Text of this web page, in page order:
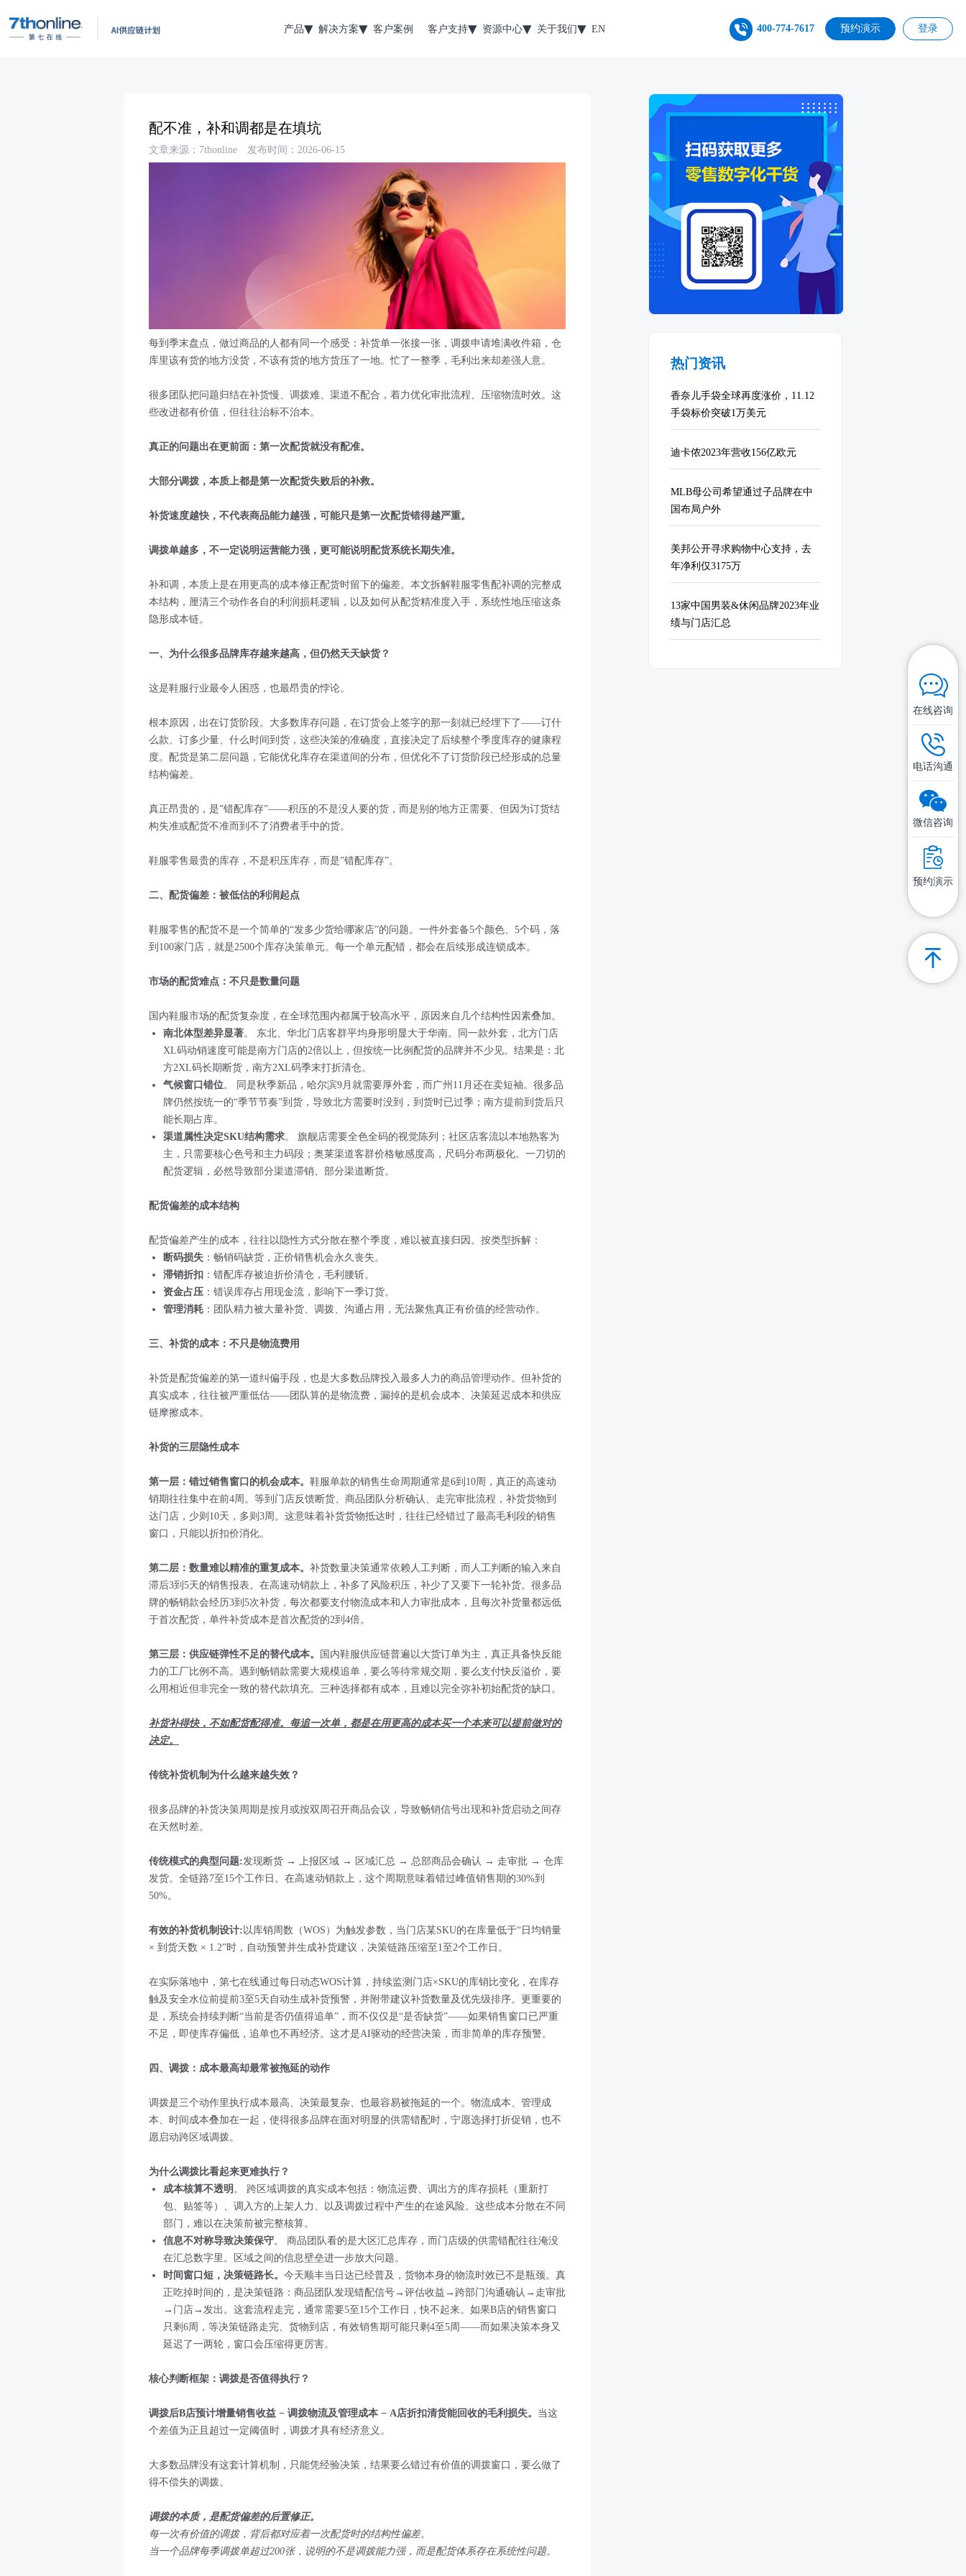
产品 解决方案 客户案例 客户支持 资源中心 关于我们 EN 400-774-7617 预约演示 登录
配不准，补和调都是在填坑
文章来源：7thonline 发布时间：2026-06-15
每到季末盘点，做过商品的人都有同一个感受：补货单一张接一张，调拨申请堆满收件箱，仓
库里该有货的地方没货，不该有货的地方货压了一地。忙了一整季，毛利出来却差强人意。
很多团队把问题归结在补货慢、调拨难、渠道不配合，着力优化审批流程、压缩物流时效。这
些改进都有价值，但往往治标不治本。
真正的问题出在更前面：第一次配货就没有配准。
大部分调拨，本质上都是第一次配货失败后的补救。
补货速度越快，不代表商品能力越强，可能只是第一次配货错得越严重。
调拨单越多，不一定说明运营能力强，更可能说明配货系统长期失准。
补和调，本质上是在用更高的成本修正配货时留下的偏差。本文拆解鞋服零售配补调的完整成
本结构，厘清三个动作各自的利润损耗逻辑，以及如何从配货精准度入手，系统性地压缩这条
隐形成本链。
一、为什么很多品牌库存越来越高，但仍然天天缺货？
这是鞋服行业最令人困惑，也最昂贵的悖论。
根本原因，出在订货阶段。大多数库存问题，在订货会上签字的那一刻就已经埋下了——订什
么款、订多少量、什么时间到货，这些决策的准确度，直接决定了后续整个季度库存的健康程
度。配货是第二层问题，它能优化库存在渠道间的分布，但优化不了订货阶段已经形成的总量
结构偏差。
真正昂贵的，是”错配库存”——积压的不是没人要的货，而是别的地方正需要、但因为订货结
构失准或配货不准而到不了消费者手中的货。
鞋服零售最贵的库存，不是积压库存，而是”错配库存”。
二、配货偏差：被低估的利润起点
鞋服零售的配货不是一个简单的“发多少货给哪家店”的问题。一件外套备5个颜色、5个码，落
到100家门店，就是2500个库存决策单元。每一个单元配错，都会在后续形成连锁成本。
市场的配货难点：不只是数量问题
国内鞋服市场的配货复杂度，在全球范围内都属于较高水平，原因来自几个结构性因素叠加。
南北体型差异显著。 东北、华北门店客群平均身形明显大于华南。同一款外套，北方门店
XL码动销速度可能是南方门店的2倍以上，但按统一比例配货的品牌并不少见。结果是：北
方2XL码长期断货，南方2XL码季末打折清仓。
气候窗口错位。 同是秋季新品，哈尔滨9月就需要厚外套，而广州11月还在卖短袖。很多品
牌仍然按统一的“季节节奏”到货，导致北方需要时没到，到货时已过季；南方提前到货后只
能长期占库。
渠道属性决定SKU结构需求。 旗舰店需要全色全码的视觉陈列；社区店客流以本地熟客为
主，只需要核心色号和主力码段；奥莱渠道客群价格敏感度高，尺码分布两极化。一刀切的
配货逻辑，必然导致部分渠道滞销、部分渠道断货。
配货偏差的成本结构
配货偏差产生的成本，往往以隐性方式分散在整个季度，难以被直接归因。按类型拆解：
断码损失 ：畅销码缺货，正价销售机会永久丧失。
滞销折扣 ：错配库存被迫折价清仓，毛利腰斩。
资金占压 ：错误库存占用现金流，影响下一季订货。
管理消耗 ：团队精力被大量补货、调拨、沟通占用，无法聚焦真正有价值的经营动作。
三、补货的成本：不只是物流费用
补货是配货偏差的第一道纠偏手段，也是大多数品牌投入最多人力的商品管理动作。但补货的
真实成本，往往被严重低估——团队算的是物流费，漏掉的是机会成本、决策延迟成本和供应
链摩擦成本。
补货的三层隐性成本
第一层：错过销售窗口的机会成本。 鞋服单款的销售生命周期通常是6到10周，真正的高速动
销期往往集中在前4周。等到门店反馈断货、商品团队分析确认、走完审批流程，补货货物到
达门店，少则10天，多则3周。这意味着补货货物抵达时，往往已经错过了最高毛利段的销售
窗口，只能以折扣价消化。
第二层：数量难以精准的重复成本。 补货数量决策通常依赖人工判断，而人工判断的输入来自
滞后3到5天的销售报表。在高速动销款上，补多了风险积压，补少了又要下一轮补货。很多品
牌的畅销款会经历3到5次补货，每次都要支付物流成本和人力审批成本，且每次补货量都远低
于首次配货，单件补货成本是首次配货的2到4倍。
第三层：供应链弹性不足的替代成本。
国内鞋服供应链普遍以大货订单为主，真正具备快反能
力的工厂比例不高。遇到畅销款需要大规模追单，要么等待常规交期，要么支付快反溢价，要
么用相近但非完全一致的替代款填充。三种选择都有成本，且难以完全弥补初始配货的缺口。
补货补得快，不如配货配得准。每追一次单，都是在用更高的成本买一个本来可以提前做对的
决定。
传统补货机制为什么越来越失效？
很多品牌的补货决策周期是按月或按双周召开商品会议，导致畅销信号出现和补货启动之间存
在天然时差。
传统模式的典型问题:发现断货 → 上报区域 → 区域汇总 → 总部商品会确认 → 走审批 → 仓库
发货。全链路7至15个工作日。在高速动销款上，这个周期意味着错过峰值销售期的30%到
50%。
有效的补货机制设计: 以库销周数（WOS）为触发参数，当门店某SKU的在库量低于“日均销量
× 到货天数 × 1.2”时，自动预警并生成补货建议，决策链路压缩至1至2个工作日。
在实际落地中，第七在线通过每日动态WOS计算，持续监测门店×SKU的库销比变化，在库存
触及安全水位前提前3至5天自动生成补货预警，并附带建议补货数量及优先级排序。更重要的
是，系统会持续判断“当前是否仍值得追单”，而不仅仅是“是否缺货”——如果销售窗口已严重
不足，即使库存偏低，追单也不再经济。这才是AI驱动的经营决策，而非简单的库存预警。
四、调拨：成本最高却最常被拖延的动作
调拨是三个动作里执行成本最高、决策最复杂、也最容易被拖延的一个。物流成本、管理成
本、时间成本叠加在一起，使得很多品牌在面对明显的供需错配时，宁愿选择打折促销，也不
愿启动跨区域调拨。
为什么调拨比看起来更难执行？
成本核算不透明 。 跨区域调拨的真实成本包括：物流运费、调出方的库存损耗（重新打
包、贴签等）、调入方的上架人力、以及调拨过程中产生的在途风险。这些成本分散在不同
部门，难以在决策前被完整核算。
信息不对称导致决策保守。 商品团队看的是大区汇总库存，而门店级的供需错配往往淹没
在汇总数字里。区域之间的信息壁垒进一步放大问题。
时间窗口短，决策链路长。 今天顺丰当日达已经普及，货物本身的物流时效已不是瓶颈。真
正吃掉时间的，是决策链路：商品团队发现错配信号→评估收益→跨部门沟通确认→走审批
→门店→发出。这套流程走完，通常需要5至15个工作日，快不起来。如果B店的销售窗口
只剩6周，等决策链路走完、货物到店，有效销售期可能只剩4至5周——而如果决策本身又
延迟了一两轮，窗口会压缩得更厉害。
核心判断框架：调拨是否值得执行？
调拨后B店预计增量销售收益 − 调拨物流及管理成本 − A店折扣清货能回收的毛利损失。 当这
个差值为正且超过一定阈值时，调拨才具有经济意义。
大多数品牌没有这套计算机制，只能凭经验决策，结果要么错过有价值的调拨窗口，要么做了
得不偿失的调拨。
调拨的本质，是配货偏差的后置修正。
每一次有价值的调拨，背后都对应着一次配货时的结构性偏差。
当一个品牌每季调拨单超过200张，说明的不是调拨能力强，而是配货体系存在系统性问题。
热门资讯
香奈儿手袋全球再度涨价，11.12
手袋标价突破1万美元
迪卡侬2023年营收156亿欧元
MLB母公司希望通过子品牌在中
国布局户外
美邦公开寻求购物中心支持，去
年净利仅3175万
13家中国男装&休闲品牌2023年业
绩与门店汇总
在线咨询
电话沟通
微信咨询
预约演示